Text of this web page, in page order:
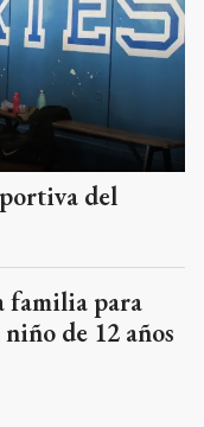
del
familia para
de 12 años